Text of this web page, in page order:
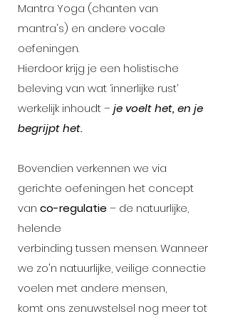
Mantra Yoga (chanten van
mantra's) en andere vocale
oefeningen.
Hierdoor krijg je een holistische
beleving van wat ‘innerlijke rust’
werkelijk inhoudt –je voelt het, en je
begrijpt het.
Bovendien verkennen we via
gerichte oefeningen het concept
van co-regulatie – de natuurlijke,
helende
verbinding tussen mensen. Wanneer
we zo'n natuurlijke, veilige connectie
voelen met andere mensen,
komt ons zenuwstelsel nog meer tot